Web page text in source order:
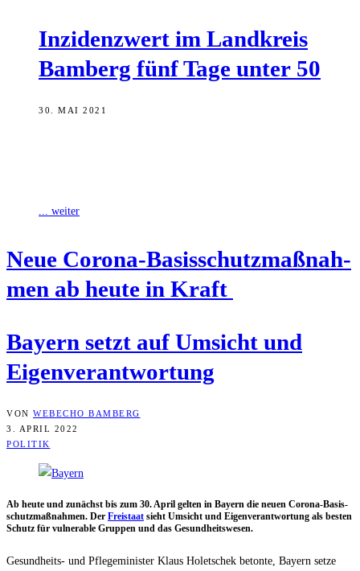
Inzi­denz­wert im Land­kreis
Bam­berg fünf Tage unter 50
30. MAI 2021
... weiter
Neue Coro­na-Basis­schutz­maß­nah­
men ab heu­te in Kraft
Bay­ern setzt auf Umsicht und
Eigenverantwortung
VON WEBECHO BAMBERG
3. APRIL 2022
POLITIK
Ab heu­te und zunächst bis zum 30. April gel­ten in Bay­ern die neu­en Coro­na-Basis­
schutz­maß­nah­men. Der Frei­staat sieht Umsicht und Eigen­ver­ant­wor­tung als bes­ten
Schutz für vul­nerable Grup­pen und das Gesundheitswesen.
Gesund­heits- und Pfle­ge­mi­nis­ter Klaus Holet­schek beton­te, Bay­ern set­ze